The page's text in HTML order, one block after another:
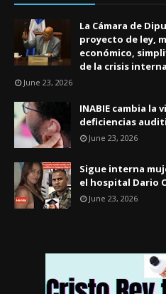
La Cámara de
proyecto de ley,
económico,
de la crisis
June 23, 2026
INABIE cambia la
deficiencias
June 23, 2026
Sigue interna
el hospital Dario
June 23, 2026